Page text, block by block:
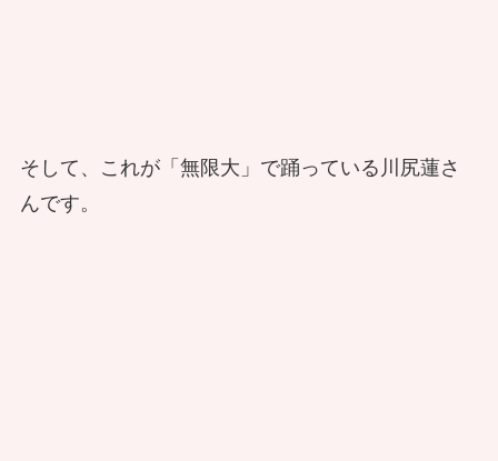
そして、これが「無限大」で踊っている川尻蓮さ
んです。